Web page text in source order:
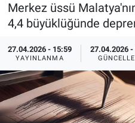
Merkez üssü
4,4 büyüklüğünde
27.04.2026 - 15:59
YAYINLANMA
27.04.2026 -
Doğa Konuşuyor
Ege Saati
Ege'den Esintiler
Sağlık
Yayın Akışı
İletişim
Tüm Manşetler
Haber Arşivi